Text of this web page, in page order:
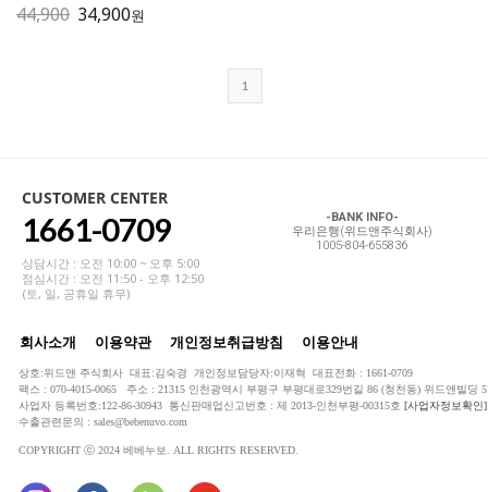
44,900 34,900원
1
CUSTOMER CENTER
1661-0709
상담시간 : 오전 10:00 ~ 오후 5:00
점심시간 : 오전 11:50 - 오후 12:50
(토, 일, 공휴일 휴무)
-BANK INFO-
우리은행(위드앤주식회사)
1005-804-655836
회사소개 이용약관 개인정보취급방침 이용안내
상호:위드앤 주식회사 대표:김숙경 개인정보담당자:이재혁 대표전화 : 1661-0709
팩스 : 070-4015-0065 주소 : 21315 인천광역시 부평구 부평대로329번길 86 (청천동) 위드앤빌딩
사업자 등록번호:122-86-30943 통신판매업신고번호 : 제 2013-인천부평-00315호 [사업자정보확인]
수출관련문의 : sales@bebenuvo.com
COPYRIGHT ⓒ 2024 베베누보. ALL RIGHTS RESERVED.